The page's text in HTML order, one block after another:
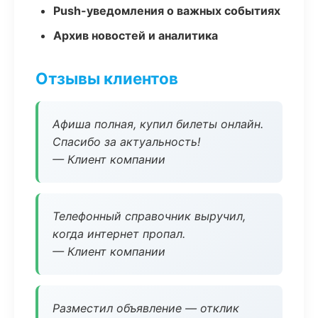
Push-уведомления о важных событиях
Архив новостей и аналитика
Отзывы клиентов
Афиша полная, купил билеты онлайн.
Спасибо за актуальность!
— Клиент компании
Телефонный справочник выручил,
когда интернет пропал.
— Клиент компании
Разместил объявление — отклик